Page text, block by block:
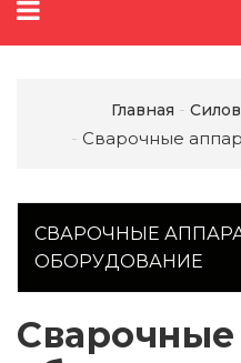
Главная
Сварочные
СВАРОЧНЫЕ
ОБОРУДОВАНИЕ